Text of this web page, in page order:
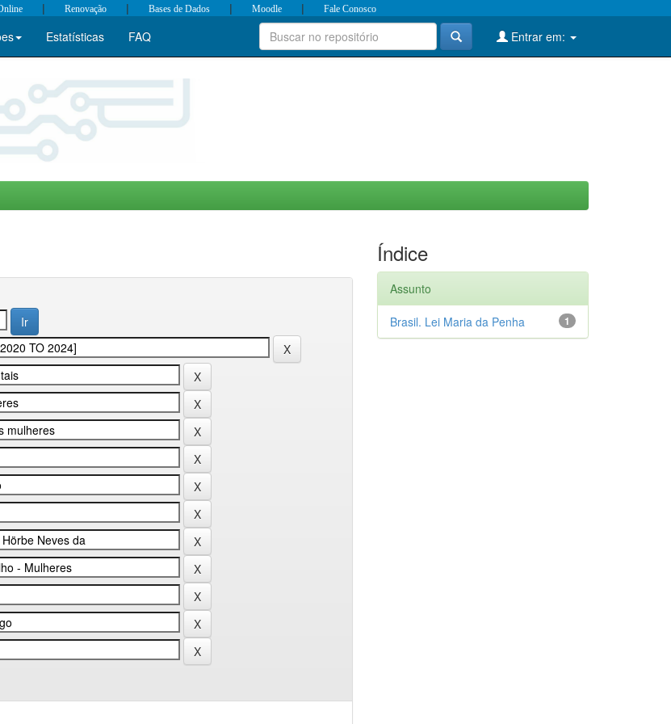
| Renovação | Bases de Dados | Moodle | Fale Conosco
Estatísticas FAQ Entrar em:
Índice
Assunto
1
Brasil. Lei Maria da Penha